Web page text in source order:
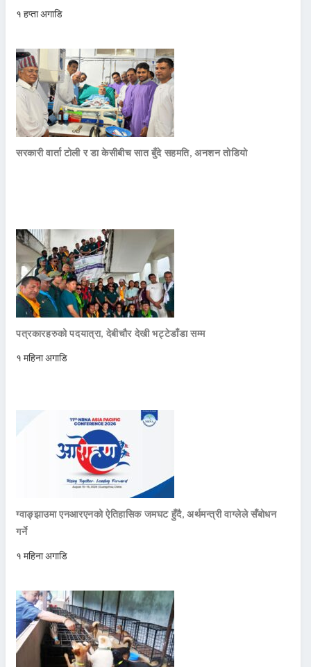
१ हप्ता अगाडि
सरकारी वार्ता टोली र डा केसीबीच सात बुँदे सहमति, अनशन तोडियो
पत्रकारहरुको पदयात्रा, देबीचौर देखी भट्टेडाँडा सम्म
१ महिना अगाडि
ग्वाङ्झाउमा एनआरएनको ऐतिहासिक जमघट हुँदै, अर्थमन्त्री वाग्लेले सँबोधन
गर्ने
१ महिना अगाडि